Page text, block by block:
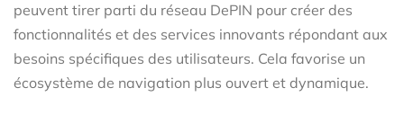
peuvent tirer parti du réseau DePIN pour créer des
fonctionnalités et des services innovants répondant aux
besoins spécifiques des utilisateurs. Cela favorise un
écosystème de navigation plus ouvert et dynamique.